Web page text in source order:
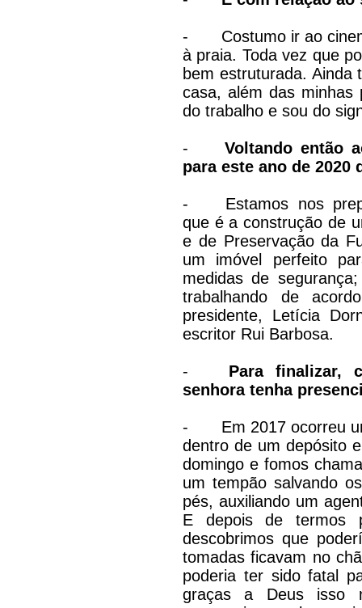
-
Costumo ir ao
à praia. Toda vez que
bem estruturada.
casa, além das minhas
do trabalho e sou do
-
Voltando então
para este ano de 2020
-
Estamos nos
que é a construção de
e de Preservação da
um imóvel perfeito
medidas de
trabalhando de
presidente, Letícia
escritor Rui Barbosa.
-
Para finalizar,
senhora tenha
-
Em 2017 ocorreu
dentro de um depósito
domingo e fomos
um tempão salvando
pés, auxiliando um
E depois de termos
descobrimos que
tomadas ficavam no
poderia ter sido fatal
graças a Deus isso